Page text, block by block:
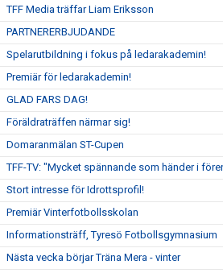
TFF Media träffar Liam Eriksson
PARTNERERBJUDANDE
Spelarutbildning i fokus på ledarakademin!
Premiär för ledarakademin!
GLAD FARS DAG!
Föräldraträffen närmar sig!
Domaranmälan ST-Cupen
TFF-TV: "Mycket spännande som händer i
Stort intresse för Idrottsprofil!
Premiär Vinterfotbollsskolan
Informationsträff, Tyresö Fotbollsgymnasium
Nästa vecka börjar Träna Mera - vinter